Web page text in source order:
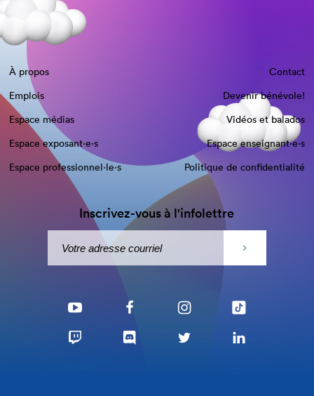
À propos
Contact
Emplois
Devenir bénévole!
Espace médias
Vidéos et balados
Espace exposant·e⋅s
Espace enseignant·e⋅s
Espace professionnel·le⋅s
Politique de confidentialité
Inscrivez-vous à l'infolettre